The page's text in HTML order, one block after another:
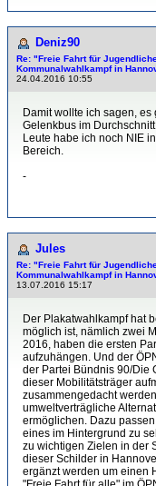
Deniz90
Re: "Freie Fahrt für
Kommunalwahlkampf in
24.04.2016 10:55
Damit wollte ich sagen,
Gelenkbus im
Leute habe ich noch NIE
Bereich.
-
Jules
Re: "Freie Fahrt für
Kommunalwahlkampf in
13.07.2016 15:17
Der Plakatwahlkampf hat
möglich ist, nämlich zwei
2016, haben die ersten
aufzuhängen. Und der
der Partei Bündnis 90/Die
dieser Mobilitätsträger
zusammengedacht
umweltverträgliche
ermöglichen. Dazu
eines im Hintergrund zu
zu wichtigen Zielen in der
dieser Schilder in
ergänzt werden um einen